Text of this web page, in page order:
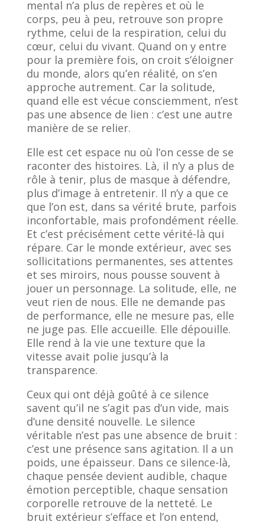
mental n’a plus de repères et où le
corps, peu à peu, retrouve son propre
rythme, celui de la respiration, celui du
cœur, celui du vivant. Quand on y entre
pour la première fois, on croit s’éloigner
du monde, alors qu’en réalité, on s’en
approche autrement. Car la solitude,
quand elle est vécue consciemment, n’est
pas une absence de lien : c’est une autre
manière de se relier.
Elle est cet espace nu où l’on cesse de se
raconter des histoires. Là, il n’y a plus de
rôle à tenir, plus de masque à défendre,
plus d’image à entretenir. Il n’y a que ce
que l’on est, dans sa vérité brute, parfois
inconfortable, mais profondément réelle.
Et c’est précisément cette vérité-là qui
répare. Car le monde extérieur, avec ses
sollicitations permanentes, ses attentes
et ses miroirs, nous pousse souvent à
jouer un personnage. La solitude, elle, ne
veut rien de nous. Elle ne demande pas
de performance, elle ne mesure pas, elle
ne juge pas. Elle accueille. Elle dépouille.
Elle rend à la vie une texture que la
vitesse avait polie jusqu’à la
transparence.
Ceux qui ont déjà goûté à ce silence
savent qu’il ne s’agit pas d’un vide, mais
d’une densité nouvelle. Le silence
véritable n’est pas une absence de bruit :
c’est une présence sans agitation. Il a un
poids, une épaisseur. Dans ce silence-là,
chaque pensée devient audible, chaque
émotion perceptible, chaque sensation
corporelle retrouve de la netteté. Le
bruit extérieur s’efface et l’on entend,